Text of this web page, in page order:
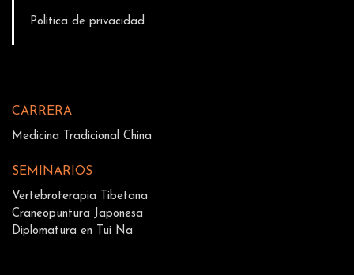
Política de privacidad
CARRERA
Medicina Tradicional China
SEMINARIOS
Vertebroterapia Tibetana
Craneopuntura Japonesa
Diplomatura en Tui Na